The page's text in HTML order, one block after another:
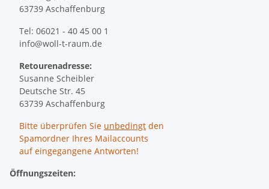
63739 Aschaffenburg
Tel: 06021 - 40 45 00 1
info@woll-t-raum.de
Retourenadresse:
Susanne Scheibler
Deutsche Str. 45
63739 Aschaffenburg
Bitte überprüfen Sie unbedingt den
Spamordner Ihres Mailaccounts
auf eingegangene Antworten!
Öffnungszeiten: